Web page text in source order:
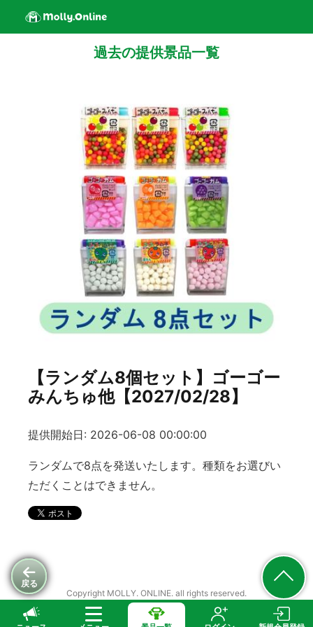
戻る
過去の提供景品一覧
【ランダム8個セット】ゴーゴー
みんちゅ他【2027/02/28】
提供開始日: 2026-06-08 00:00:00
ランダムで8点を発送いたします。種類をお選びい
ただくことはできません。
Copyright MOLLY. ONLINE. all rights reserved.